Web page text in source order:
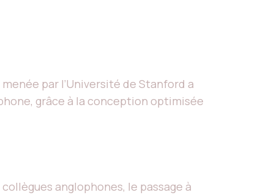
par l’Université de Stanford a
grâce à la conception optimisée
anglophones, le passage à